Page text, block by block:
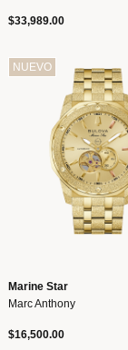
$33,989.00
NUEVO
Marine Star
Marc Anthony
$16,500.00